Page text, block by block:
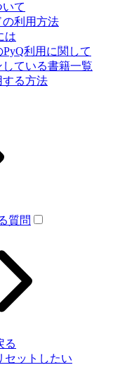
て
の利用方法
は
利用に関して
ている書籍一覧
する方法
質問
る
セットしたい